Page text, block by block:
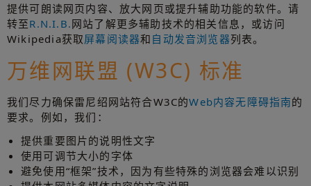
提供可朗读网页内容、放大网页或提升辅助功能的软件。请
转至R.N.I.B.网站了解更多辅助技术的相关信息，或访问
Wikipedia获取屏幕阅读器和 自动发音浏览器列表。
万维网联盟 (W3C) 标准
我们尽力确保雷尼绍网站符合W3C的Web内容无障碍指南的
要求。例如，我们：
提供重要图片的说明性文字
使用可调节大小的字体
避免使用“框架”技术，因为有些特殊的浏览器会难以识别